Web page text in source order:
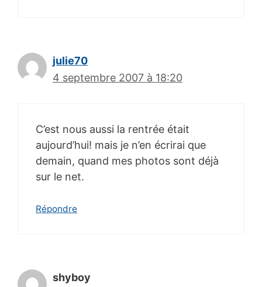
julie70
4 septembre 2007 à 18:20
C’est nous aussi la rentrée était
aujourd’hui! mais je n’en écrirai que
demain, quand mes photos sont déjà
sur le net.
Répondre
shyboy